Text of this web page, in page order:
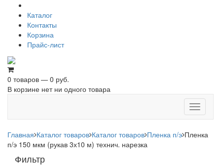
Каталог
Контакты
Корзина
Прайс-лист
0 товаров — 0 руб.
В корзине нет ни одного товара
Toggle
Главная Каталог товаров Каталог товаров Пленка п/э Пленка
п/э 150 мкм (рукав 3х10 м) технич. нарезка
Фильтр